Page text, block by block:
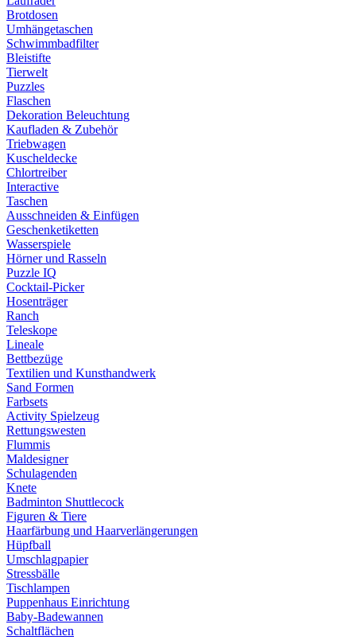
Brotdosen
Umhängetaschen
Schwimmbadfilter
Bleistifte
Tierwelt
Puzzles
Flaschen
Dekoration Beleuchtung
Kaufladen & Zubehör
Triebwagen
Kuscheldecke
Chlortreiber
Interactive
Taschen
Ausschneiden & Einfügen
Geschenketiketten
Wasserspiele
Hörner und Rasseln
Puzzle IQ
Cocktail-Picker
Hosenträger
Ranch
Teleskope
Lineale
Bettbezüge
Textilien und Kunsthandwerk
Sand Formen
Farbsets
Activity Spielzeug
Rettungswesten
Flummis
Maldesigner
Schulagenden
Knete
Badminton Shuttlecock
Figuren & Tiere
Haarfärbung und Haarverlängerungen
Hüpfball
Umschlagpapier
Stressbälle
Tischlampen
Puppenhaus Einrichtung
Baby-Badewannen
Schaltflächen